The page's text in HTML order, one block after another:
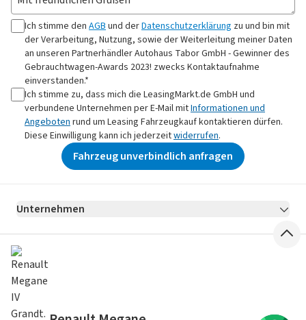
Ich stimme den AGBund derDatenschutzerklärung zu und bin mit
der Verarbeitung, Nutzung, sowie der Weiterleitung meiner Daten
an unseren Partnerhändler Autohaus Tabor GmbH - Gewinner des
Gebrauchtwagen-Awards 2023! zwecks Kontaktaufnahme
einverstanden.*
Ich stimme zu, dass mich die LeasingMarkt.de GmbH und
verbundene Unternehmen per E-Mail mitInformationen und
Angebotenrund um Leasing Fahrzeugkauf kontaktieren dürfen.
Diese Einwilligung kann ich jederzeitwiderrufen.
Fahrzeug unverbindlich anfragen
Unternehmen
AGBDatenschutzImpressumErklärung zur Barrierefreiheit
Datenschutz-Einstellungen
EXZELLENT: 4.71 / 5
2.958 Bewertungen bei